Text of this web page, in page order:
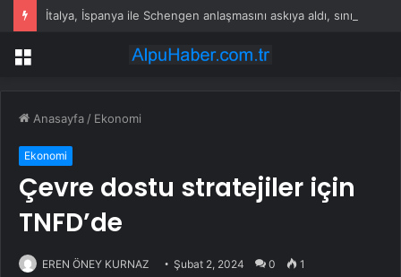
Menü
Anasayfa / Ekonomi
Ekonomi
Çevre dostu stratejiler için
TNFD’de
EREN ÖNEY KURNAZ Şubat 2, 2024 0 1